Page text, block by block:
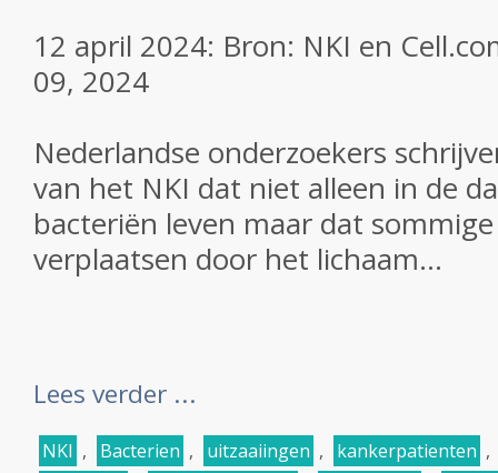
12 april 2024: Bron: NKI en
09, 2024
Nederlandse onderzoekers
van het NKI dat niet alleen in de
bacteriën leven maar dat
verplaatsen door het lichaam...
Lees verder ...
NKI , Bacterien , uitzaaiingen , kankerpatienten ,